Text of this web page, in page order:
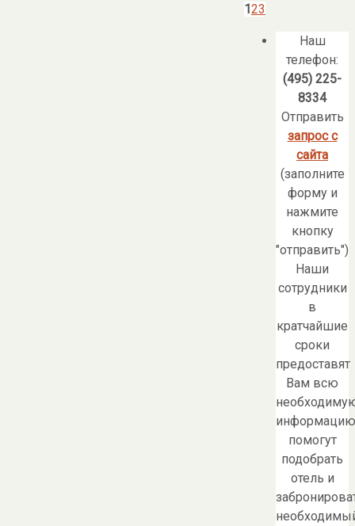
123
Наш
телефон:
(495) 225-
8334
Отправить
запрос с
сайта
(заполните
форму и
нажмите
кнопку
"отправить")
Наши
сотрудники
в
кратчайшие
сроки
предоставят
Вам всю
помогут
подобрать
отель и